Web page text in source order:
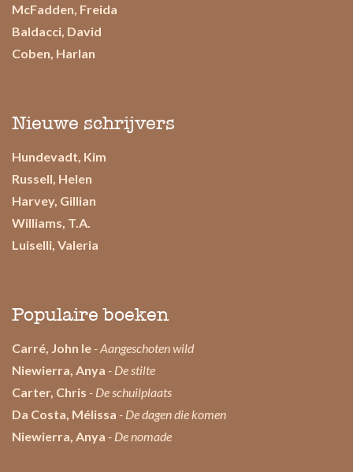
McFadden, Freida
Baldacci, David
Coben, Harlan
Nieuwe schrijvers
Hundevadt, Kim
Russell, Helen
Harvey, Gillian
Williams, T.A.
Luiselli, Valeria
Populaire boeken
Carré, John le - Aangeschoten wild
Niewierra, Anya - De stilte
Carter, Chris - De schuilplaats
Da Costa, Mélissa - De dagen die komen
Niewierra, Anya - De nomade